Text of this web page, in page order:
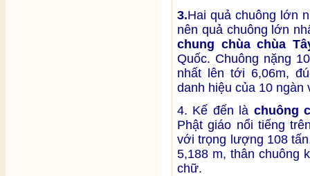
3.Hai quả chuông lớn
nên quả chuông lớn
chung chùa chùa
Quốc. Chuông nặng
nhất lên tới 6,06m,
danh hiệu của 10 ngàn
4. Kế đến là chuông
Phật giáo nổi tiếng
với trọng lượng 108
5,188 m, thân chuông
chữ.